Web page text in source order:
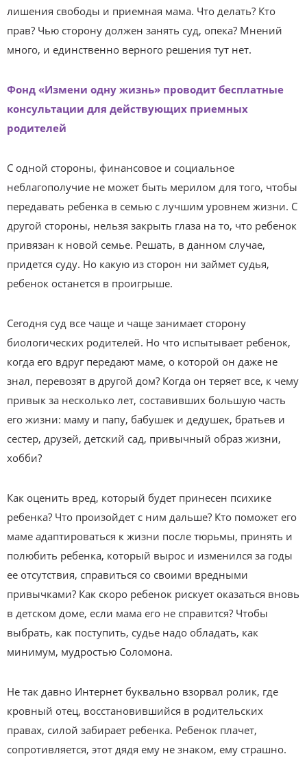
лишения свободы и приемная мама. Что делать? Кто
прав? Чью сторону должен занять суд, опека? Мнений
много, и единственно верного решения тут нет.
Фонд «Измени одну жизнь» проводит бесплатные
консультации для действующих приемных
родителей
С одной стороны, финансовое и социальное
неблагополучие не может быть мерилом для того, чтобы
передавать ребенка в семью с лучшим уровнем жизни. С
другой стороны, нельзя закрыть глаза на то, что ребенок
привязан к новой семье. Решать, в данном случае,
придется суду. Но какую из сторон ни займет судья,
ребенок останется в проигрыше.
Сегодня суд все чаще и чаще занимает сторону
биологических родителей. Но что испытывает ребенок,
когда его вдруг передают маме, о которой он даже не
знал, перевозят в другой дом? Когда он теряет все, к чему
привык за несколько лет, составивших большую часть
его жизни: маму и папу, бабушек и дедушек, братьев и
сестер, друзей, детский сад, привычный образ жизни,
хобби?
Как оценить вред, который будет принесен психике
ребенка? Что произойдет с ним дальше? Кто поможет его
маме адаптироваться к жизни после тюрьмы, принять и
полюбить ребенка, который вырос и изменился за годы
ее отсутствия, справиться со своими вредными
привычками? Как скоро ребенок рискует оказаться вновь
в детском доме, если мама его не справится? Чтобы
выбрать, как поступить, судье надо обладать, как
минимум, мудростью Соломона.
Не так давно Интернет буквально взорвал ролик, где
кровный отец, восстановившийся в родительских
правах, силой забирает ребенка. Ребенок плачет,
сопротивляется, этот дядя ему не знаком, ему страшно.